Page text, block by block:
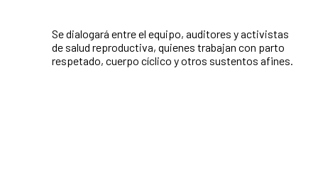
Se dialogará entre el equipo, auditores y activistas
de salud reproductiva, quienes trabajan con parto
respetado, cuerpo cíclico y otros sustentos afines.